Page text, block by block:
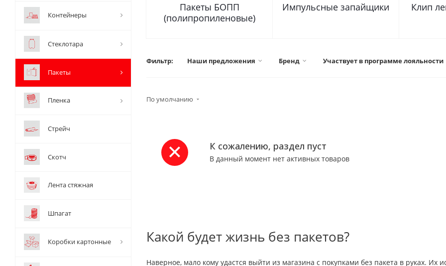
Пакеты БОПП
(полипропиленовые)
Импульсные запайщики Клип
Фильтр: Наши предложения Бренд Участвует в программе лояльности
По умолчанию
К сожалению, раздел пуст
В данный момент нет активных товаров
Какой будет жизнь без пакетов?
Наверное, мало кому удастся выйти из магазина с покупками без пакета в руках. Их
Контейнеры
Стеклотара
Пакеты
Пленка
Стрейч
Скотч
Лента стяжная
Шпагат
Коробки картонные